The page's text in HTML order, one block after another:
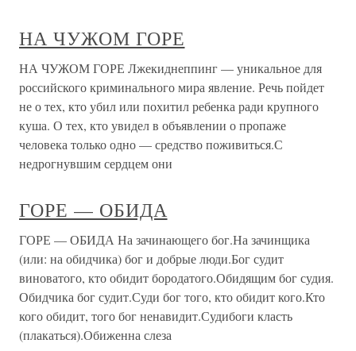
НА ЧУЖОМ ГОРЕ
НА ЧУЖОМ ГОРЕ Лжекиднеппинг — уникальное для
российского криминального мира явление. Речь пойдет
не о тех, кто убил или похитил ребенка ради крупного
куша. О тех, кто увидел в объявлении о пропаже
человека только одно — средство поживиться.С
недрогнувшим сердцем они
ГОРЕ — ОБИДА
ГОРЕ — ОБИДА На зачинающего бог.На зачинщика
(или: на обидчика) бог и добрые люди.Бог судит
виноватого, кто обидит бородатого.Обидящим бог судия.
Обидчика бог судит.Суди бог того, кто обидит кого.Кто
кого обидит, того бог ненавидит.Судибоги класть
(плакаться).Обиженна слеза